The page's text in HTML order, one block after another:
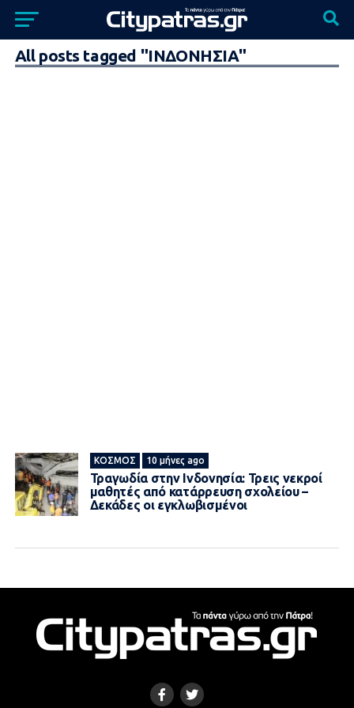
All posts tagged "ΙΝΔΟΝΗΣΙΑ"
ΚΌΣΜΟΣ 10 μήνες ago
Τραγωδία στην Ινδονησία: Τρεις νεκροί
μαθητές από κατάρρευση σχολείου –
Δεκάδες οι εγκλωβισμένοι